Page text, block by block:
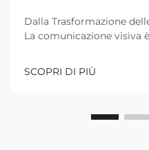
Dalla Trasformazione
La comunicazione visiva
apprendimento efficaci
didattici moderni. Al
SCOPRI DI PIÙ